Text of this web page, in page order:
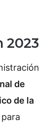
2023
de
de la